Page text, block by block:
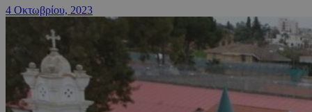
4 Οκτωβρίου, 2023